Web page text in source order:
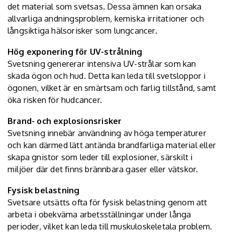
det material som svetsas. Dessa ämnen kan orsaka
allvarliga andningsproblem, kemiska irritationer och
långsiktiga hälsorisker som lungcancer.
Hög exponering för UV-strålning
Svetsning genererar intensiva UV-strålar som kan
skada ögon och hud. Detta kan leda till svetsloppor i
ögonen, vilket är en smärtsam och farlig tillstånd, samt
öka risken för hudcancer.
Brand- och explosionsrisker
Svetsning innebär användning av höga temperaturer
och kan därmed lätt antända brandfarliga material eller
skapa gnistor som leder till explosioner, särskilt i
miljöer där det finns brännbara gaser eller vätskor.
Fysisk belastning
Svetsare utsätts ofta för fysisk belastning genom att
arbeta i obekväma arbetsställningar under långa
perioder, vilket kan leda till muskuloskeletala problem.